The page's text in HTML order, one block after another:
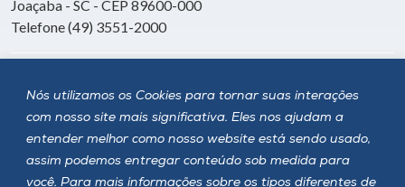
Nós utilizamos os Cookies para tornar suas interações
com nosso site mais significativa. Eles nos ajudam a
entender melhor como nosso website está sendo usado,
assim podemos entregar conteúdo sob medida para
você. Para mais informações sobre os tipos diferentes de
Joaçaba - SC - CEP 89600-000
Telefone (49) 3551-2000
Siga a Unoesc